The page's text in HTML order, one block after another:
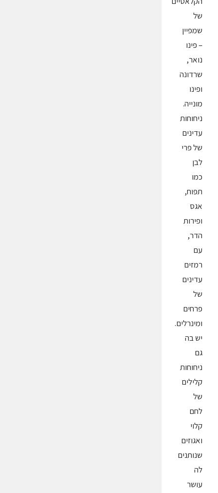
של
שמפיין
– פינו
נואר,
שרדונה
ופינו
מונייה.
ניחוחות
עדינים
של פרי
לבן
כמו
תפוח,
אגס
ופירות
הדר,
עם
רמזים
עדינים
של
פרחים
ומינרלים.
יש בה
גם
ניחוחות
קלילים
של
לחם
קלוי
ואגוזים
שנותנים
לה
עושר